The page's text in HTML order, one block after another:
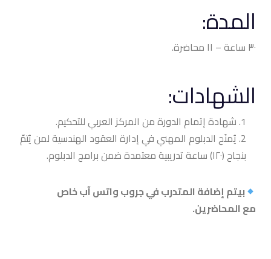
المدة:
٣٠ ساعة – ١١ محاضرة.
الشهادات:
شهادة إتمام الدورة من المركز العربي للتحكيم.
يُمنَح الدبلوم المهني في إدارة العقود الهندسية لمن يُتمّ
بنجاح (١٢٠) ساعة تدريبية معتمدة ضمن برامج الدبلوم.
بيتم إضافة المتدرب في جروب واتس آب خاص
مع المحاضرين.